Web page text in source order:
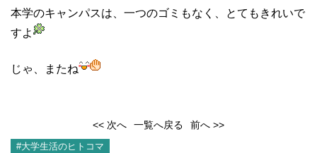
本学のキャンパスは、一つのゴミもなく、とてもきれいで
すよ
じゃ、またね
<< 次へ 一覧へ戻る 前へ >>
#大学生活のヒトコマ